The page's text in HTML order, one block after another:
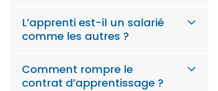
L’apprenti est-il un salarié
comme les autres ?
Comment rompre le
contrat d’apprentissage ?